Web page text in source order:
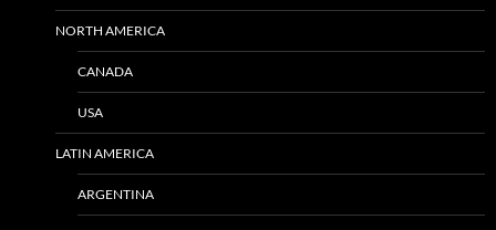
NORTH AMERICA
CANADA
USA
LATIN AMERICA
ARGENTINA